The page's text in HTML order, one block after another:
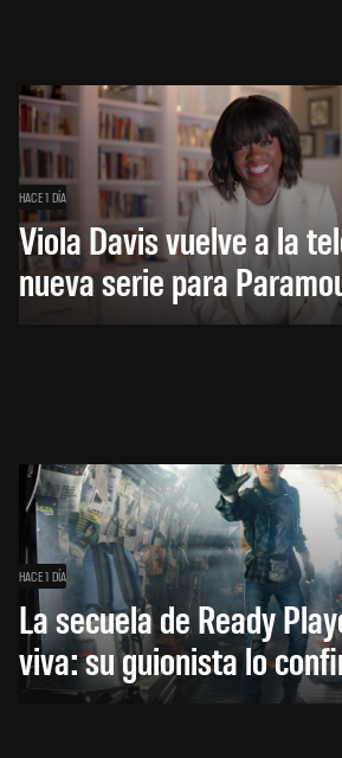
HACE 1 DÍA
Viola Davis vuelve a la
nueva serie para
HACE 1 DÍA
La secuela de Ready
viva: su guionista lo